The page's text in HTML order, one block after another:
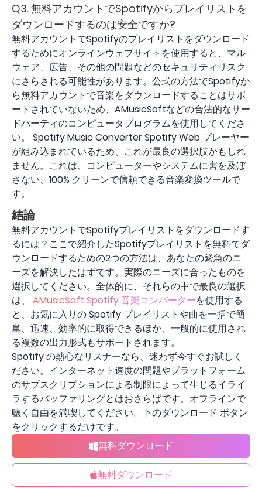
Q3. 無料アカウントでSpotifyからプレイリストを
ダウンロードするのは安全ですか?
無料アカウントでSpotifyのプレイリストをダウンロード
するためにオンラインウェブサイトを使用すると、マル
ウェア、広告、その他の問題などのセキュリティリスク
にさらされる可能性があります。公式の方法でSpotifyか
ら無料アカウントで音楽をダウンロードすることはサポ
ートされていないため、AMusicSoftなどの合法的なサー
ドパーティのコンピュータプログラムを使用してくださ
い。 Spotify Music Converter Spotify Web プレーヤー
が組み込まれているため、これが最良の選択肢かもしれ
ません。これは、コンピューターやシステムに害を及ぼ
さない、100% クリーンで信頼できる音楽変換ツールで
す。
結論
無料アカウントでSpotifyプレイリストをダウンロードす
るには？ここで紹介したSpotifyプレイリストを無料でダ
ウンロードするための2つの方法は、あなたの緊急のニ
ーズを解決したはずです。実際のニーズに合ったものを
選択してください。全体的に、それらの中で最良の選択
は、 AMusicSoft Spotify 音楽コンバーターを使用する
と、お気に入りの Spotify プレイリストや曲を一括で簡
単、迅速、効率的に取得できるほか、一般的に使用され
る複数の出力形式もサポートされます。
Spotify の熱心なリスナーなら、迷わず今すぐお試しく
ださい。インターネット速度の問題やプラットフォーム
のサブスクリプションによる制限によって生じるイライ
ラするバッファリングとはおさらばです。オフラインで
聴く自由を満喫してください。下のダウンロード ボタン
をクリックするだけです。
無料ダウンロード
無料ダウンロード